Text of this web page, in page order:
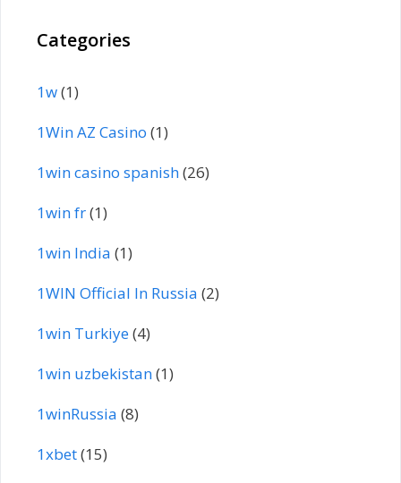
Categories
1w(1)
1Win AZ Casino (1)
1win casino spanish(26)
1win fr(1)
1win India (1)
1WIN Official In Russia (2)
1win Turkiye(4)
1win uzbekistan(1)
1winRussia (8)
1xbet(15)